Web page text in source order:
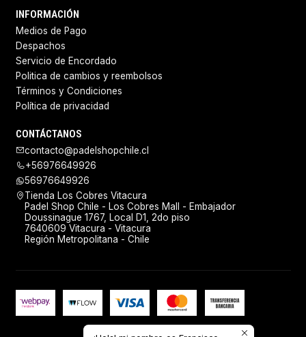
INFORMACIÓN
Medios de Pago
Despachos
Servicio de Encordado
Politica de cambios y reembolsos
Términos y Condiciones
Política de privacidad
CONTÁCTANOS
contacto@padelshopchile.cl
+56976649926
56976649926
Tienda Los Cobres Vitacura
Padel Shop Chile - Los Cobres Mall - Embajador
Doussinague 1767, Local D1, 2do piso
7640609 Vitacura - Vitacura
Región Metropolitana - Chile